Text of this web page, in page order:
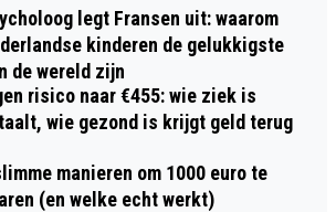
legt Fransen uit: waarom
kinderen de gelukkigste
de wereld zijn
risico naar €455: wie ziek is
wie gezond is krijgt geld terug
manieren om 1000 euro te
(en welke echt werkt)